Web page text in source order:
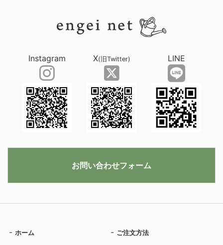
ホーム ご注文方法
Instagram X(旧Twitter) LINE
お問い合わせフォーム